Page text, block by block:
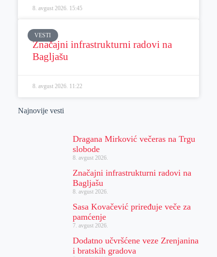
8. avgust 2026. 15:45
VESTI
Značajni infrastrukturni radovi na
Bagljašu
8. avgust 2026. 11:22
Najnovije vesti
Dragana Mirković večeras na Trgu
slobode
8. avgust 2026.
Značajni infrastrukturni radovi na
Bagljašu
8. avgust 2026.
Sasa Kovačević priređuje veče za
pamćenje
7. avgust 2026.
Dodatno učvršćene veze Zrenjanina
i bratskih gradova